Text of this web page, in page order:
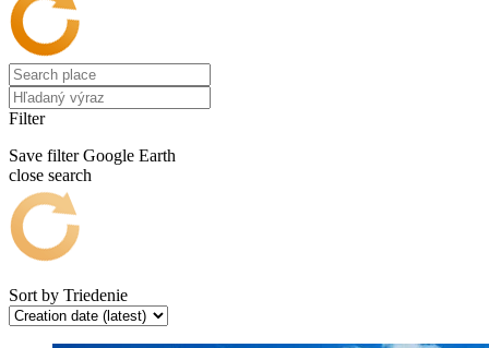
Filter
Save filter Google Earth
close search
Sort by Triedenie